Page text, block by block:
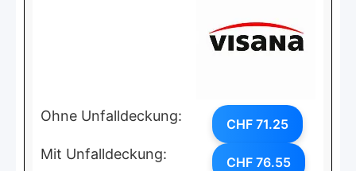
Ohne Unfalldeckung: CHF 71.25
Mit Unfalldeckung: CHF 76.55